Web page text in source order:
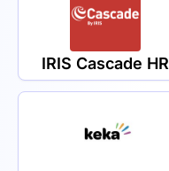
IRIS Cascade HR